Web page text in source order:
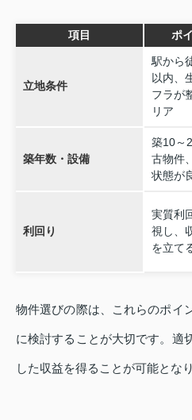
項目 ポ
立地条件
駅から
以内、
フラが
リア
築年数・設備
築10～
古物件
状態が
利回り
実質利
視し、
を立て
物件選びの際は、これらのポイ
に検討することが大切です。適
した収益を得ることが可能となり